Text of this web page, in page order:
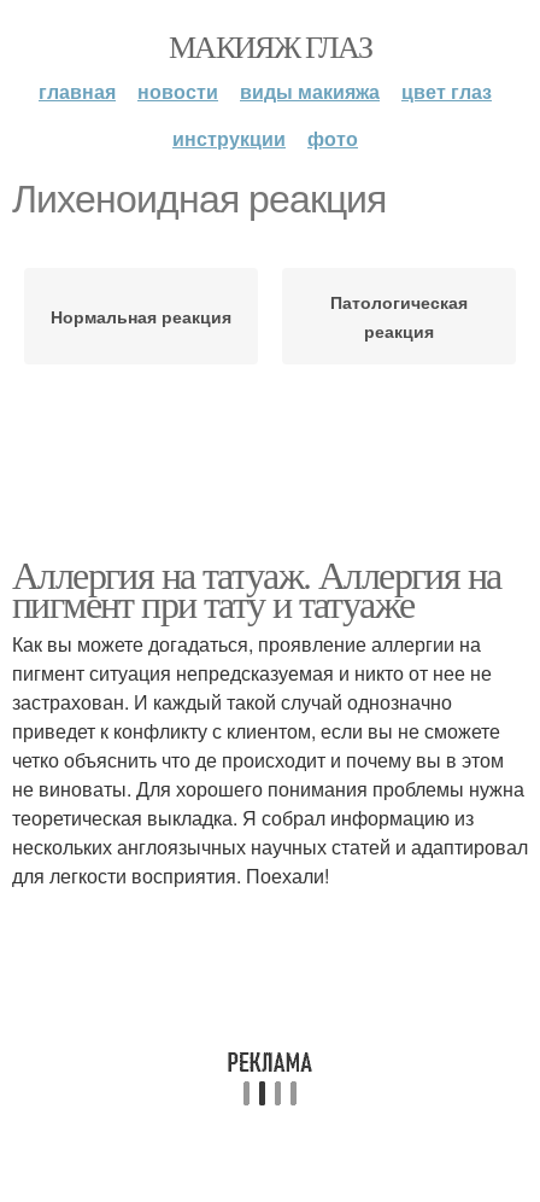
МАКИЯЖ ГЛАЗ
главная новости виды макияжа
цвет глаз
инструкции
фото
Лихеноидная реакция
Нормальная реакция
Патологическая
реакция
Аллергия на татуаж. Аллергия на
пигмент при тату и татуаже
Как вы можете догадаться, проявление аллергии на
пигмент ситуация непредсказуемая и никто от нее не
застрахован. И каждый такой случай однозначно
приведет к конфликту с клиентом, если вы не сможете
четко объяснить что де происходит и почему вы в этом
не виноваты. Для хорошего понимания проблемы нужна
теоретическая выкладка. Я собрал информацию из
нескольких англоязычных научных статей и адаптировал
для легкости восприятия. Поехали!